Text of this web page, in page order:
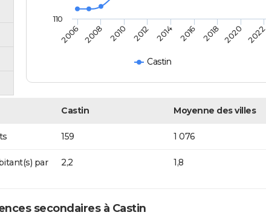
Castin
2006 2008 2010 2012 2014 2016 2018 2020 2022
110
Castin Moyenne des villes
159 1 076
par
2,2 1,8
secondaires à Castin